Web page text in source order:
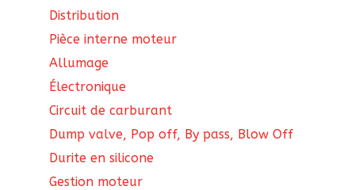
Distribution
Pièce interne moteur
Allumage
Électronique
Circuit de carburant
Dump valve, Pop off, By pass, Blow Off
Durite en silicone
Gestion moteur